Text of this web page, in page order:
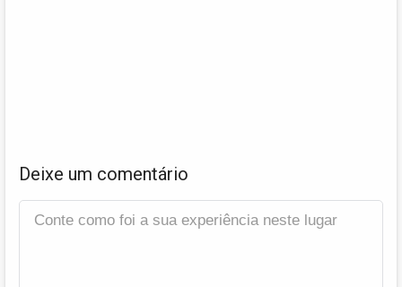
Deixe um comentário